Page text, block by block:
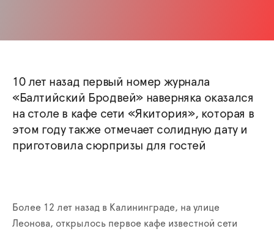
10 лет назад первый номер журнала
«Балтийский Бродвей» наверняка оказался
на столе в кафе сети «Якитория», которая в
этом году также отмечает солидную дату и
приготовила сюрпризы для гостей
Более 12 лет назад в Калининграде, на улице
Леонова, открылось первое кафе известной сети